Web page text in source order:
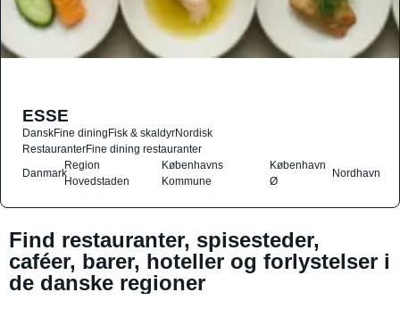
ESSE
DanskFine diningFisk & skaldyrNordisk
RestauranterFine dining restauranter
Danmark
Region
Hovedstaden
Københavns
Kommune
København
Ø
Nordhavn
Find restauranter, spisesteder,
caféer, barer, hoteller og forlystelser i
de danske regioner